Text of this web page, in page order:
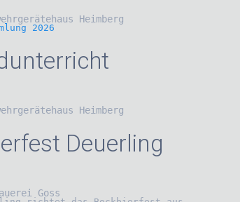
Heimberg
2026
Heimberg
Deuerling
Goss